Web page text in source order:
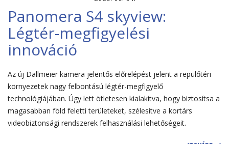
Panomera S4 skyview:
Légtér-megfigyelési
innováció
Az új Dallmeier kamera jelentős előrelépést jelent a repülőtéri
környezetek nagy felbontású légtér-megfigyelő
technológiájában. Úgy lett ötletesen kialakítva, hogy biztosítsa a
magasabban föld feletti területeket, szélesítve a kortárs
videobiztonsági rendszerek felhasználási lehetőségeit.